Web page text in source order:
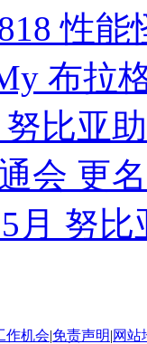
性能
布拉
比亚
会 更
月 努
作机会|免责声明|网站